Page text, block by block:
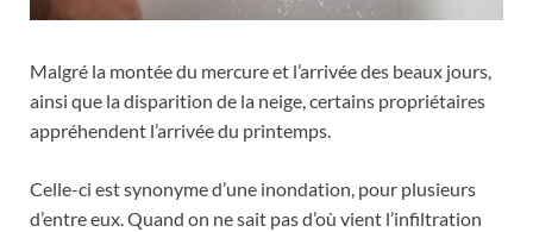
Malgré la montée du mercure et l’arrivée des beaux jours,
ainsi que la disparition de la neige, certains propriétaires
appréhendent l’arrivée du printemps.
Celle-ci est synonyme d’une inondation, pour plusieurs
d’entre eux.Quand on ne sait pas d’où vient l’infiltration